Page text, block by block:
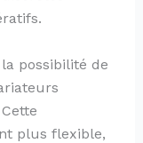
possibilité de
plus flexible,